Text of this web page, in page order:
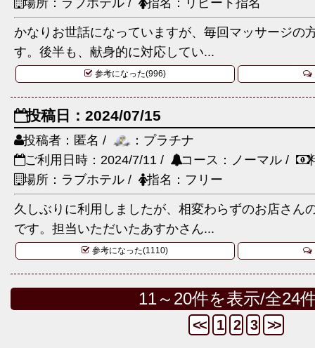
かなりお世話になっていますが、毎回マッサージの
す。後半も、献身的に対応してい...
参考になった(996)
投稿日：2024/07/15
投稿者：匿名 /
：プラチナ
ご利用日時：2024/7/11 /
コース：ノーマル /
場所：ラブホテル /
指名：フリー
久しぶりに利用しましたが、相変わらずのお店さん
です。担当いただいたあすかさん...
参考になった(1110)
11～20件を表示/全24
<< 1 2 3 >>